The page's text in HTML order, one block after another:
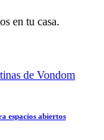
en tu casa.
espacios abiertos